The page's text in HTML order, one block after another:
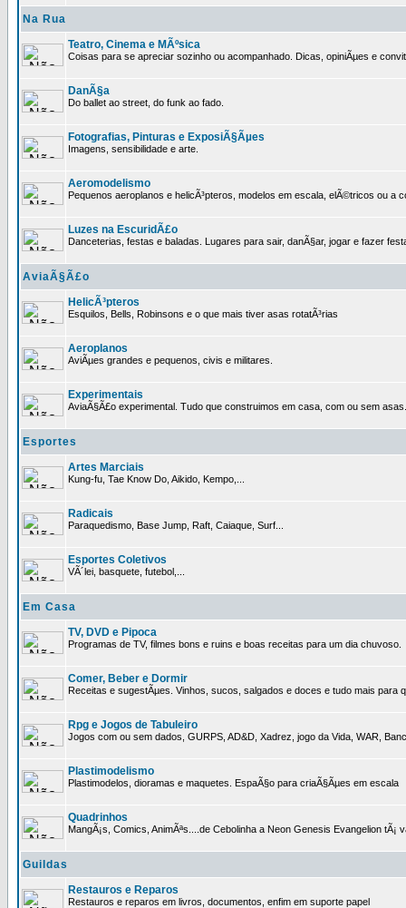
Na Rua
Teatro, Cinema e MÃºsica
Coisas para se apreciar sozinho ou acompanhado. Dicas, opiniÃµes e
DanÃ§a
Do ballet ao street, do funk ao fado.
Fotografias, Pinturas e ExposiÃ§Ãµes
Imagens, sensibilidade e arte.
Aeromodelismo
Pequenos aeroplanos e helicÃ³pteros, modelos em escala, elÃ©tricos ou a
Luzes na EscuridÃ£o
Danceterias, festas e baladas. Lugares para sair, danÃ§ar, jogar e fazer
AviaÃ§Ã£o
HelicÃ³pteros
Esquilos, Bells, Robinsons e o que mais tiver asas rotatÃ³rias
Aeroplanos
AviÃµes grandes e pequenos, civis e militares.
Experimentais
AviaÃ§Ã£o experimental. Tudo que construimos em casa, com ou sem asas.
Esportes
Artes Marciais
Kung-fu, Tae Know Do, Aikido, Kempo,...
Radicais
Paraquedismo, Base Jump, Raft, Caiaque, Surf...
Esportes Coletivos
VÃ´lei, basquete, futebol,...
Em Casa
TV, DVD e Pipoca
Programas de TV, filmes bons e ruins e boas receitas para um dia chuvoso.
Comer, Beber e Dormir
Receitas e sugestÃµes. Vinhos, sucos, salgados e doces e tudo mais para
Rpg e Jogos de Tabuleiro
Jogos com ou sem dados, GURPS, AD&D, Xadrez, jogo da Vida, WAR,
Plastimodelismo
Plastimodelos, dioramas e maquetes. EspaÃ§o para criaÃ§Ãµes em escala
Quadrinhos
MangÃ¡s, Comics, AnimÃªs....de Cebolinha a Neon Genesis Evangelion tÃ¡
Guildas
Restauros e Reparos
Restauros e reparos em livros, documentos, enfim em suporte papel